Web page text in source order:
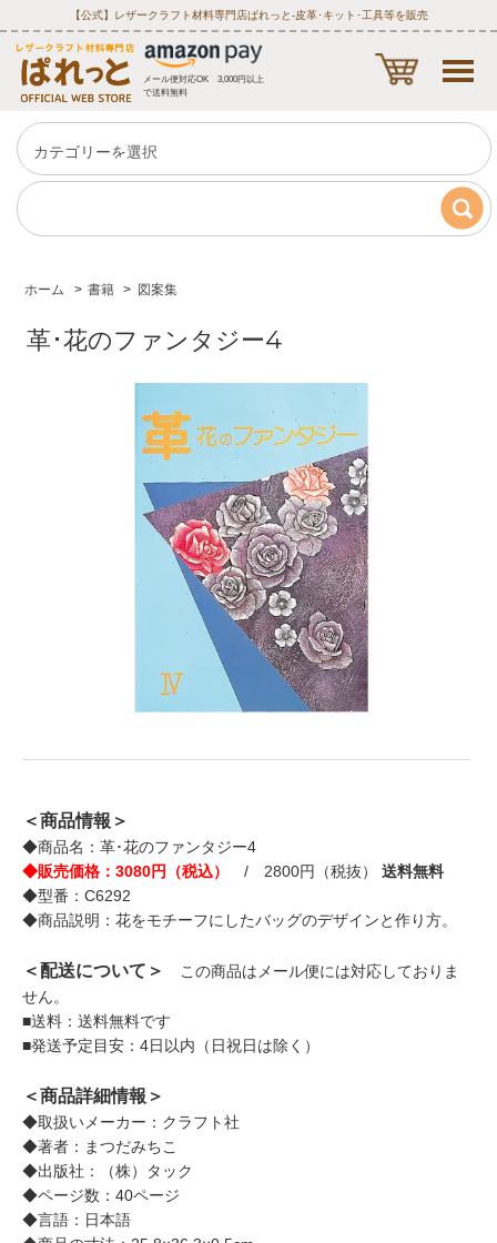
【公式】レザークラフト材料専門店ぱれっと‐皮革･キット･工具等を販売
メール便対応OK 3,000円以上
で送料無料
ホーム > 書籍 > 図案集
革･花のファンタジー4
＜商品情報＞
◆商品名：革･花のファンタジー4
◆販売価格：3080円（税込）
/ 2800円（税抜） 送料無料
◆型番：C6292
◆商品説明：花をモチーフにしたバッグのデザインと作り方。
＜配送について＞
この商品はメール便には対応しておりま
せん。
■送料：送料無料です
■発送予定目安：4日以内（日祝日は除く）
＜商品詳細情報＞
◆取扱いメーカー：クラフト社
◆著者：まつだみちこ
◆出版社：（株）タック
◆ページ数：40ページ
◆言語：日本語